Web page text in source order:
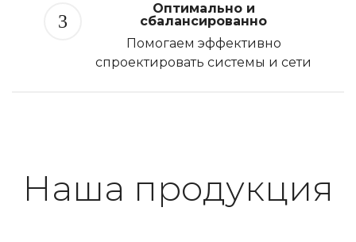
3
Оптимально и
сбалансированно
Помогаем эффективно
спроектировать системы и сети
Наша продукция